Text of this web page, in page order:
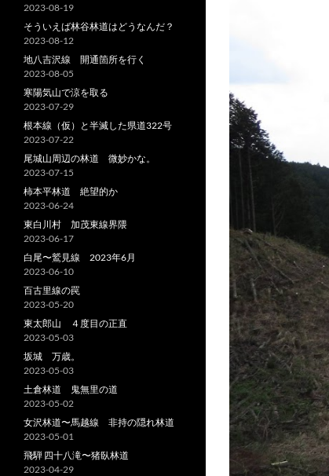
2023-08-19
そういえば林谷林道はどうなんだ？
2023-08-12
地八吉沢線 開通箇所を行く
2023-08-05
寒陽気山で涼を取る
2023-07-29
根本線（仮）と半滅した県道322号
2023-07-22
尾城山周辺の林道 微妙かな。
2023-07-15
柿本平林道 絶望的か
2023-06-24
東白川村 加茂東線界隈
2023-06-17
白尾〜鷲見線 2023年6月
2023-06-10
百古里線の罠
2023-05-20
東太郎山 ４度目の正直
2023-05-03
坂城 万歳。
2023-05-03
土倉林道 鬼無里の道
2023-05-02
女沢林道〜馬越線 非持の隠れ林道
2023-05-01
飛騨 四十八滝〜猪臥林道
2023-04-29